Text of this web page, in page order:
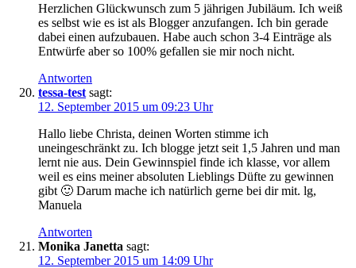
Herzlichen Glückwunsch zum 5 jährigen Jubiläum. Ich weiß
es selbst wie es ist als Blogger anzufangen. Ich bin gerade
dabei einen aufzubauen. Habe auch schon 3-4 Einträge als
Entwürfe aber so 100% gefallen sie mir noch nicht.
Antworten
tessa-test sagt:
12. September 2015 um 09:23 Uhr
Hallo liebe Christa, deinen Worten stimme ich
uneingeschränkt zu. Ich blogge jetzt seit 1,5 Jahren und man
lernt nie aus. Dein Gewinnspiel finde ich klasse, vor allem
weil es eins meiner absoluten Lieblings Düfte zu gewinnen
gibt 🙂 Darum mache ich natürlich gerne bei dir mit. lg,
Manuela
Antworten
Monika Janetta sagt:
12. September 2015 um 14:09 Uhr